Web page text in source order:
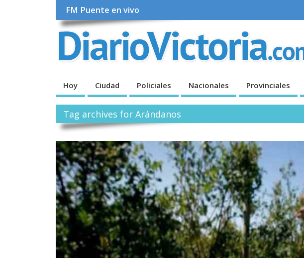
FM Puente en vivo
Hoy Ciudad Policiales Nacionales Provinciales
Tag archives for Arándanos